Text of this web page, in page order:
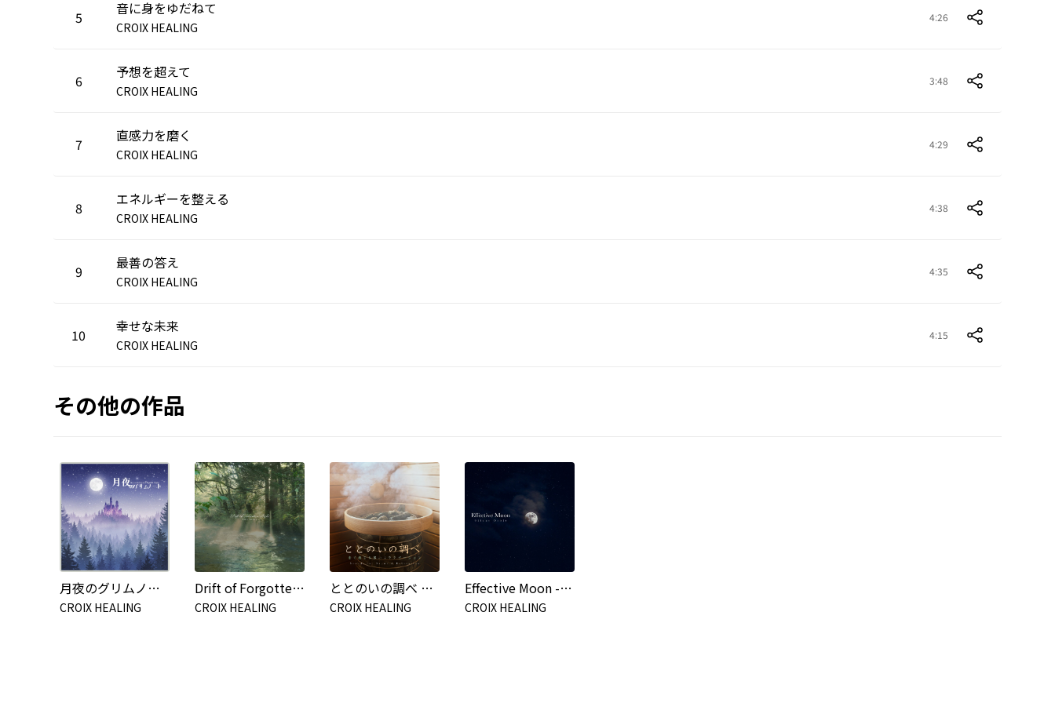
5 音に身をゆだねて
CROIX HEALING
4:26
6 予想を超えて
CROIX HEALING
3:48
7 直感力を磨く
CROIX HEALING
4:29
8 エネルギーを整える
CROIX HEALING
4:38
9 最善の答え
CROIX HEALING
4:35
10 幸せな未来
CROIX HEALING
4:15
その他の作品
月夜のグリムノート
CROIX HEALING
Drift of Forgotten Light
CROIX HEALING
ととのいの調べ 〜音で感じる深いリラクゼーション〜
CROIX HEALING
Effective Moon -Silent Orbit-
CROIX HEALING